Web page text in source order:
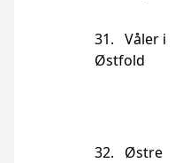
31. Våler i
Østfold
32. Østre